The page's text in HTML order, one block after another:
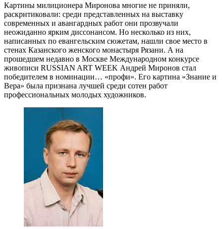
Картины милиционера Миронова многие не приняли,
раскритиковали: среди представленных на выставку
современных и авангардных работ они прозвучали
неожиданно ярким диссонансом. Но несколько из них,
написанных по евангельским сюжетам, нашли свое место в
стенах Казанского женского монастыря Рязани. А на
прошедшем недавно в Москве Международном конкурсе
живописи RUSSIAN ART WEEK Андрей Миронов стал
победителем в номинации… «профи». Его картина «Знание и
Вера» была признана лучшей среди сотен работ
профессиональных молодых художников.